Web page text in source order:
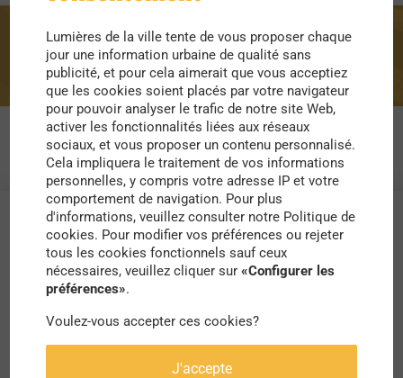
connaissance
Lumières de la ville tente de vous proposer chaque
jour une information urbaine de qualité sans
publicité, et pour cela aimerait que vous acceptiez
que les cookies soient placés par votre navigateur
pour pouvoir analyser le trafic de notre site Web,
activer les fonctionnalités liées aux réseaux
sociaux, et vous proposer un contenu personnalisé.
Cela impliquera le traitement de vos informations
personnelles, y compris votre adresse IP et votre
comportement de navigation. Pour plus
d'informations, veuillez consulter notre Politique de
cookies. Pour modifier vos préférences ou rejeter
tous les cookies fonctionnels sauf ceux
nécessaires, veuillez cliquer sur«Configurer les
préférences».
Voulez-vous accepter ces cookies?
J'accepte